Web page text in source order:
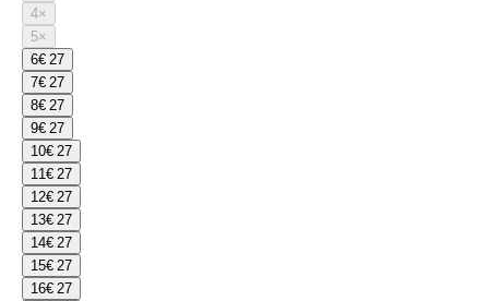
4×
5×
6€ 27
7€ 27
8€ 27
9€ 27
10€ 27
11€ 27
12€ 27
13€ 27
14€ 27
15€ 27
16€ 27